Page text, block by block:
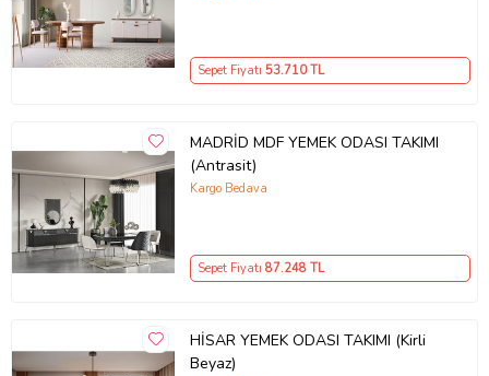
Sepet Fiyatı 53.710TL
MADRİD MDF YEMEK ODASI TAKIMI
(Antrasit)
Kargo Bedava
Sepet Fiyatı 87.248TL
HİSAR YEMEK ODASI TAKIMI (Kirli
Beyaz)